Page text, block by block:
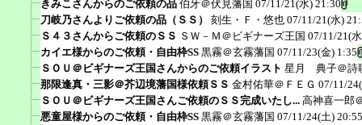
きみこさんからのご依頼の品 伯牙＠伏見藩国 07/11/21(水) 21:30
刀岐乃さんよりご依頼の品（ＳＳ）
刻生・Ｆ・悠也 07/11/21(水)
Ｓ４３さんからご依頼のＳＳ ＳＷ－Ｍ＠ビギナーズ王国 07/11/21(
カイエ様からのご依頼・自由枠SS 黒霧＠玄霧藩国 07/11/23(金) 1:35
ＳＯＵ＠ビギナーズ王国さんからのご依頼イラスト 星月 典子＠詩
那限逢真・三影＠芥辺境藩国様依頼ＳＳ 金村佑華＠ＦＥＧ 07/11/
ＳＯＵ＠ビギナーズ王国さんご依頼のＳＳ完成いたし... 高神喜一郎
悪童屋様からのご依頼・自由枠SS 黒霧＠玄霧藩国 07/11/24(土) 20:55